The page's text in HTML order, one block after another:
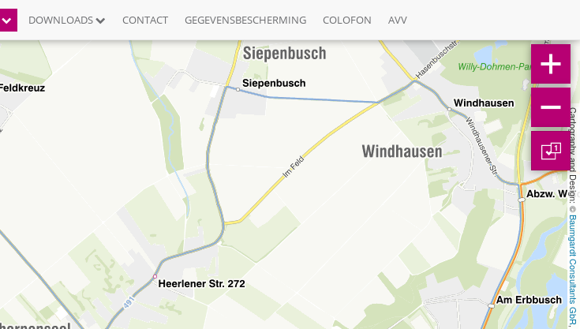
DOWNLOADS CONTACT GEGEVENSBESCHERMING COLOFON AVV
Cartography and Design: ©
Baumgardt Consultants GbR
1